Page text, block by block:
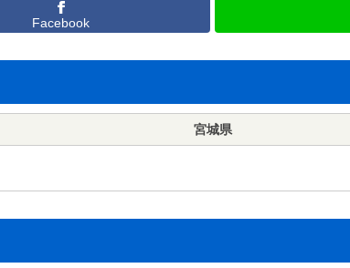
Facebook
宮城県